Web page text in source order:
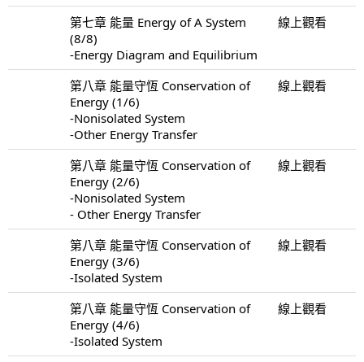
第七章 能量 Energy of A System
(8/8)
-Energy Diagram and Equilibrium
線上觀看
第八章 能量守恆 Conservation of
Energy (1/6)
-Nonisolated System
-Other Energy Transfer
線上觀看
第八章 能量守恆 Conservation of
Energy (2/6)
-Nonisolated System
- Other Energy Transfer
線上觀看
第八章 能量守恆 Conservation of
Energy (3/6)
-Isolated System
線上觀看
第八章 能量守恆 Conservation of
Energy (4/6)
-Isolated System
線上觀看